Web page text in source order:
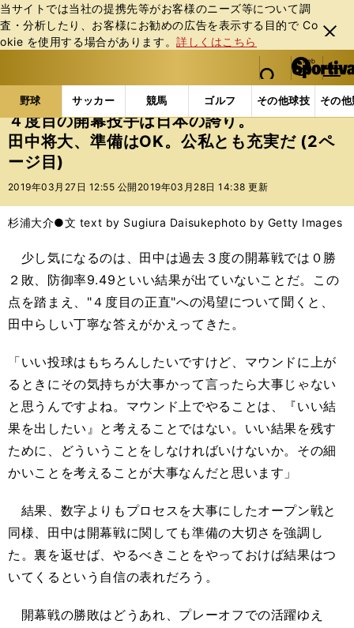
当サイトでは当社の提携先等がお客様のニーズ等について調
査・分析したり、お客様にお勧めの広告を表⽰する⽬的で Co
okie を使⽤する場合があります。詳しくはこちら
閉じ
る
web Sportiva (webスポルティーバ)
検索
マイペ
ー
ジ
メニュ
野球 サッカー 競馬 ゴルフ その他球技 その
b
ス
ポ
ル
テ
ー
バ
野球の記事一覧 MLB MLB ４度目の開幕投手は
４度目の開幕投手は日本の誇り。
田中将大、準備はOK。公私とも充実だ (2ペ
ージ目)
2019年03月27日 12:55 公開 2019年03月28日 14:38 更新
杉浦大介●文 text by Sugiura Daisukephoto by Getty Images
少し気になるのは、田中は過去３度の開幕戦では０勝
２敗、防御率9.49といい結果が出ていないことだ。この
点を踏まえ、"４度目の正直"への渇望について聞くと、
田中らしい丁寧な答えがかえってきた。
「いい投球はもちろんしたいですけど、マウンドに上が
るときにその気持ちが大事かって言ったら大事じゃない
と思うんですよね。マウンド上でやることは、『いい結
果を出したい』と考えることではない。いい結果を残す
ために、どういうことをしなければいけないか。その細
かいことを考えることが大事なんだと思います」
結果、数字よりもプロセスを大事にしたオープン戦と
同様、田中は開幕戦に関しても準備の大切さを強調し
た。裏を返せば、やるべきことをやっておけば結果はつ
いてくるという自信の表れだろう。
開幕戦の勝敗はどうあれ、プレーオフでの活躍ゆえ